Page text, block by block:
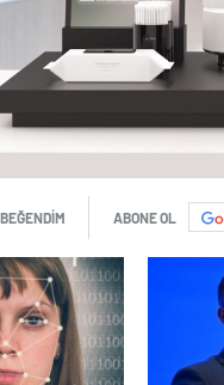
BEĞENDİM ABONE OL